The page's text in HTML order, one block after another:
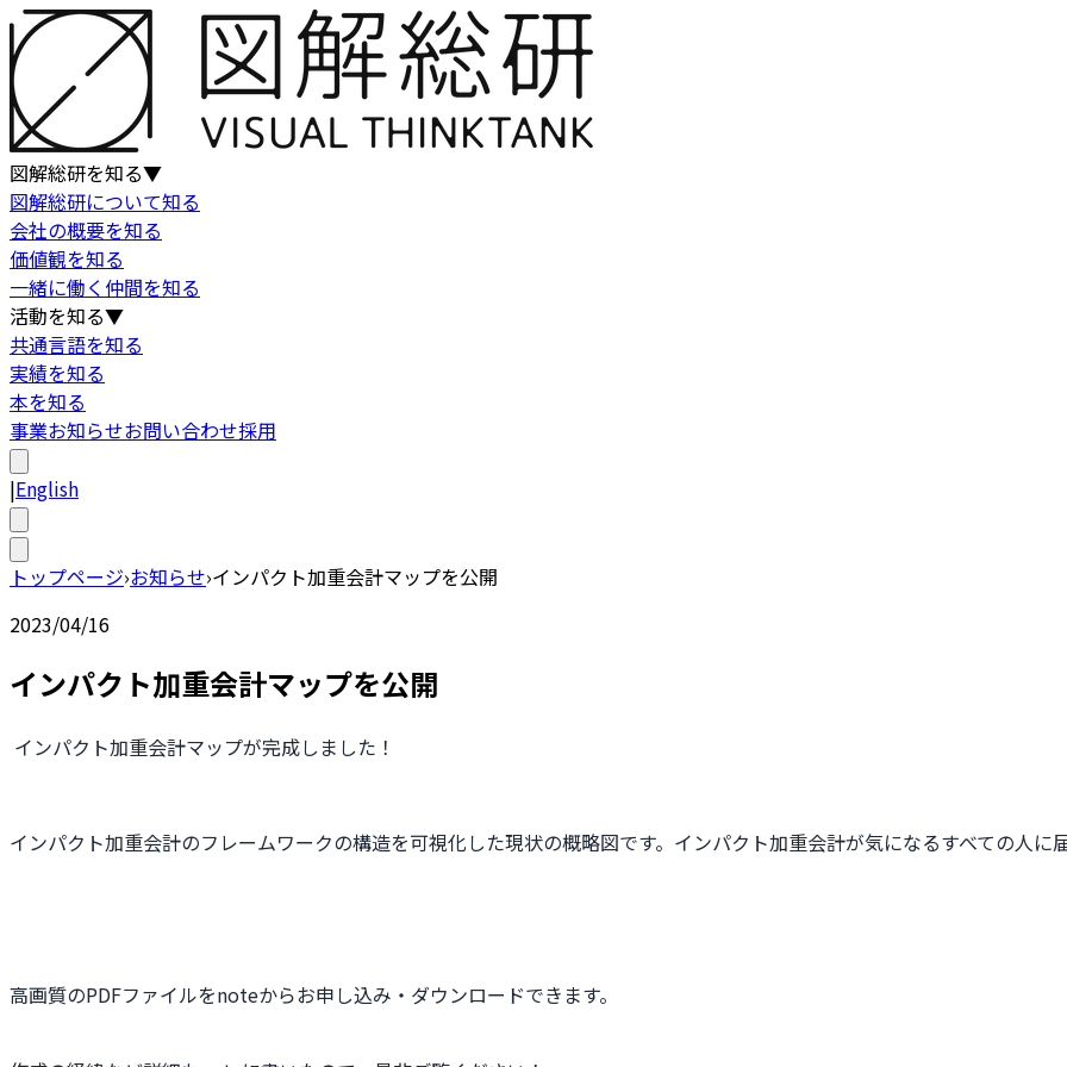
図解総研を知る▼
図解総研について知る
会社の概要を知る
価値観を知る
一緒に働く仲間を知る
活動を知る▼
共通言語を知る
実績を知る
本を知る
事業お知らせお問い合わせ採用
|English
トップページ›お知らせ›インパクト加重会計マップを公開
2023/04/16
インパクト加重会計マップを公開
インパクト加重会計マップが完成しました！
インパクト加重会計のフレームワークの構造を可視化した現状の概略図です。インパクト加重会計が気になるすべての人に
高画質のPDFファイルをnoteからお申し込み・ダウンロードできます。